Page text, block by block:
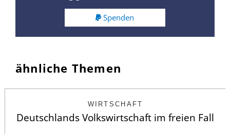
Spenden
ähnliche Themen
WIRTSCHAFT
Deutschlands Volkswirtschaft im freien Fall